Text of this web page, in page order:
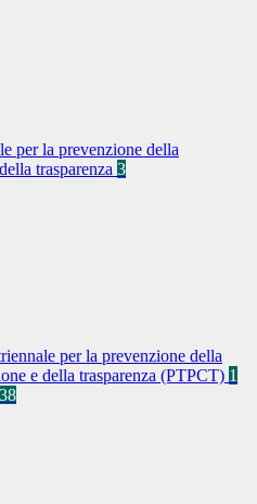
per la prevenzione della
trasparenza 3
per la prevenzione della
e della trasparenza (PTPCT) 1
38